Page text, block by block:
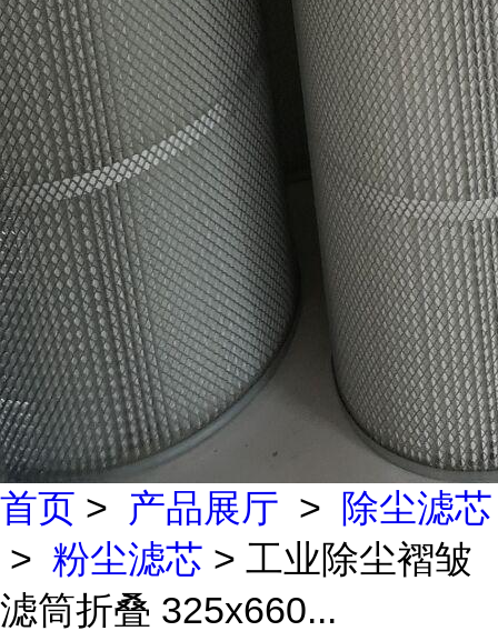
首页 > 产品展厅 >
除尘滤芯
> 粉尘滤芯 > 工业除尘褶皱
滤筒折叠 325x660...